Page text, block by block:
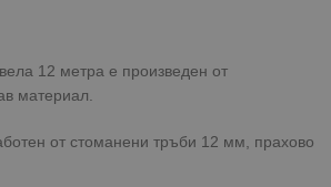
12 метра е произведен от
материал.
от стоманени тръби 12 мм, прахово